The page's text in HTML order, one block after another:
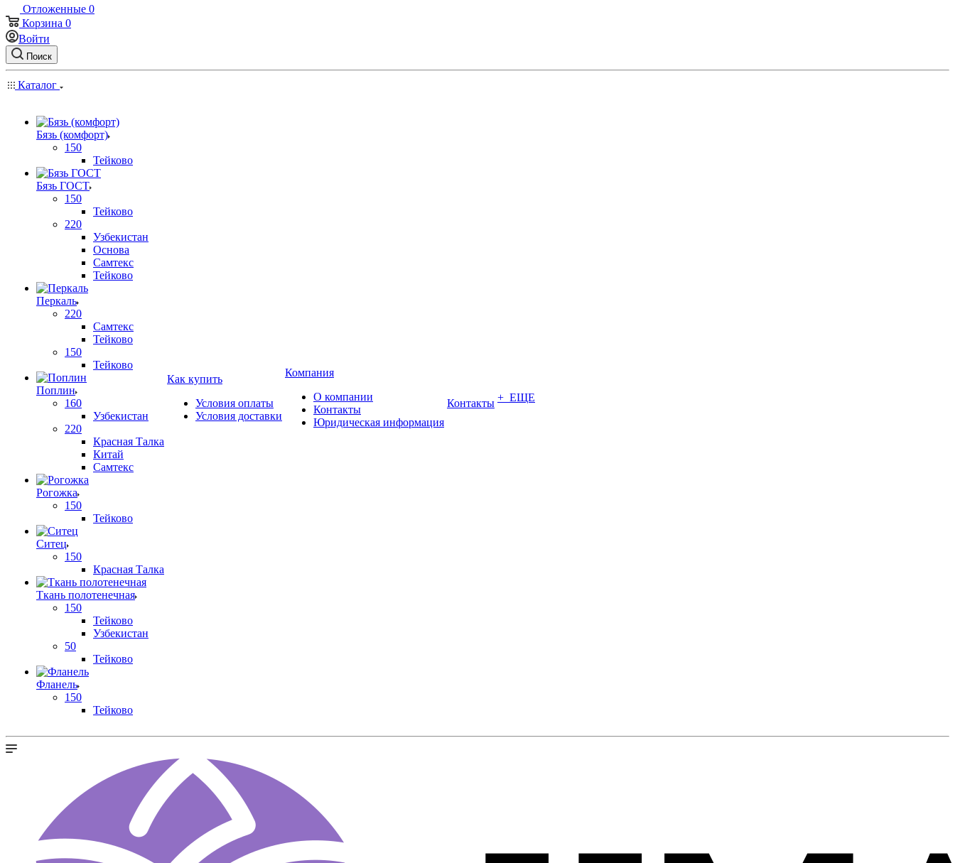
Отложенные 0
Корзина 0
Войти
Поиск
Каталог
Бязь (комфорт)
150
Тейково
Бязь ГОСТ
150
Тейково
220
Узбекистан
Основа
Самтекс
Тейково
Перкаль
220
Самтекс
Тейково
150
Тейково
Поплин
160
Узбекистан
220
Красная Талка
Китай
Самтекс
Рогожка
150
Тейково
Ситец
150
Красная Талка
Ткань полотенечная
150
Тейково
Узбекистан
50
Тейково
Фланель
150
Тейково
Как купить
Условия оплаты
Условия доставки
Компания
О компании
Контакты
Юридическая информация
Контакты + ЕЩЕ